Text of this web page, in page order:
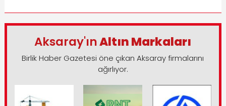
Aksaray'ınAltın Markaları
Birlik Haber Gazetesi öne çıkan Aksaray firmalarını
ağırlıyor.